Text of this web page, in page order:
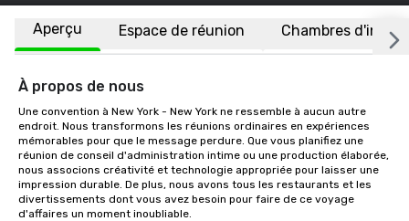
Aperçu Espace de réunion Chambres
À propos de nous
Une convention à New York - New York ne ressemble à aucun autre
endroit. Nous transformons les réunions ordinaires en expériences
mémorables pour que le message perdure. Que vous planifiez une
réunion de conseil d'administration intime ou une production élaborée,
nous associons créativité et technologie appropriée pour laisser une
impression durable. De plus, nous avons tous les restaurants et les
divertissements dont vous avez besoin pour faire de ce voyage
d'affaires un moment inoubliable.